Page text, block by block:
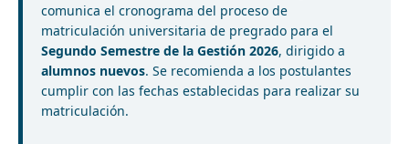
comunica el cronograma del proceso de
matriculación universitaria de pregrado para el
Segundo Semestre de la Gestión 2026, dirigido a
alumnos nuevos. Se recomienda a los postulantes
cumplir con las fechas establecidas para realizar su
matriculación.